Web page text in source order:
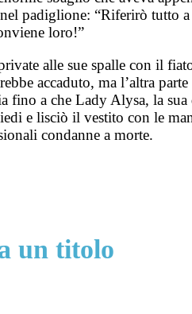
padiglione: “Riferirò tutto
loro!”
alle sue spalle con il
accaduto, ma l’altra
fino a che Lady Alysa, la
e lisciò il vestito con le
condanne a morte.
un titolo